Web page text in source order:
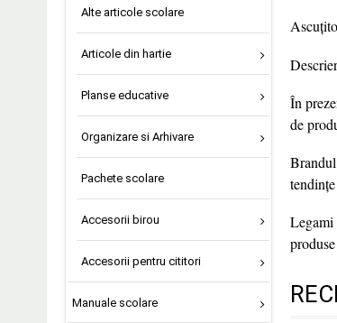
Alte articole scolare
Articole din hartie
Planse educative
Organizare si Arhivare
Pachete scolare
Accesorii birou
Accesorii pentru cititori
Manuale scolare
În
de